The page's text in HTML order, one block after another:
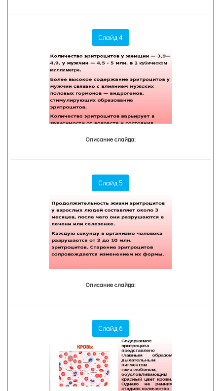
Слайд 4
Описание слайда:
Слайд 5
Описание слайда:
Слайд 6